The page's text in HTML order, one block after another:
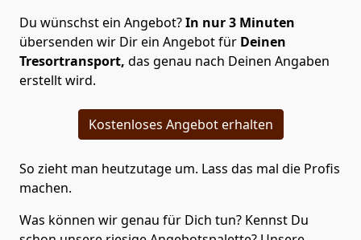
Du wünschst ein Angebot?In nur 3 Minuten
übersenden wir Dir ein Angebot für Deinen
Tresortransport, das genau nach Deinen Angaben
erstellt wird.
Kostenloses Angebot erhalten
So zieht man heutzutage um. Lass das mal die Profis
machen.
Was können wir genau für Dich tun? Kennst Du